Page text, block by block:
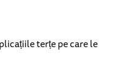
terțe pe care le